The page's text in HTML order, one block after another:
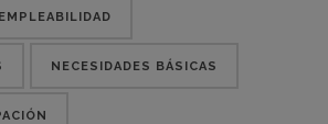
NECESIDADES BÁSICAS